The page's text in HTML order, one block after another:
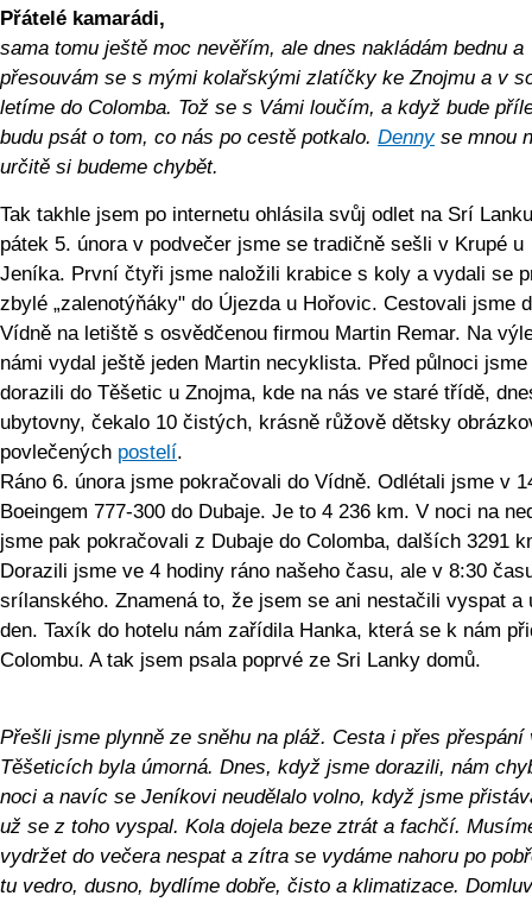
Přátelé kamarádi,
sama tomu ještě moc nevěřím, ale dnes nakládám bednu a
přesouvám se s mými kolařskými zlatíčky ke Znojmu a v
letíme do Colomba. Tož se s Vámi loučím, a když bude
budu psát o tom, co nás po cestě potkalo. Dennyse mnou
určitě si budeme chybět.
Tak takhle jsem po internetu ohlásila svůj odlet na Srí
pátek 5. února v podvečer jsme se tradičně sešli v Krupé u
Jeníka. První čtyři jsme naložili krabice s koly a vydali se
zbylé „zalenotýňáky" do Újezda u Hořovic. Cestovali jsme
Vídně na letiště s osvědčenou firmou Martin Remar. Na
námi vydal ještě jeden Martin necyklista. Před půlnoci jsme
dorazili do Těšetic u Znojma, kde na nás ve staré třídě,
ubytovny, čekalo 10 čistých, krásně růžově dětsky
povlečených postelí.
Ráno 6. února jsme pokračovali do Vídně. Odlétali jsme v
Boeingem 777-300 do Dubaje. Je to 4 236 km. V noci na
jsme pak pokračovali z Dubaje do Colomba, dalších 3291
Dorazili jsme ve 4 hodiny ráno našeho času, ale v 8:30
srílanského. Znamená to, že jsem se ani nestačili vyspat a
den. Taxík do hotelu nám zařídila Hanka, která se k nám
Colombu. A tak jsem psala poprvé ze Sri Lanky domů.
Přešli jsme plynně ze sněhu na pláž. Cesta i přes přespání
Těšeticích byla úmorná. Dnes, když jsme dorazili, nám
noci a navíc se Jeníkovi neudělalo volno, když jsme
už se z toho vyspal. Kola dojela beze ztrát a fachčí.
vydržet do večera nespat a zítra se vydáme nahoru po
tu vedro, dusno, bydlíme dobře, čisto a klimatizace.